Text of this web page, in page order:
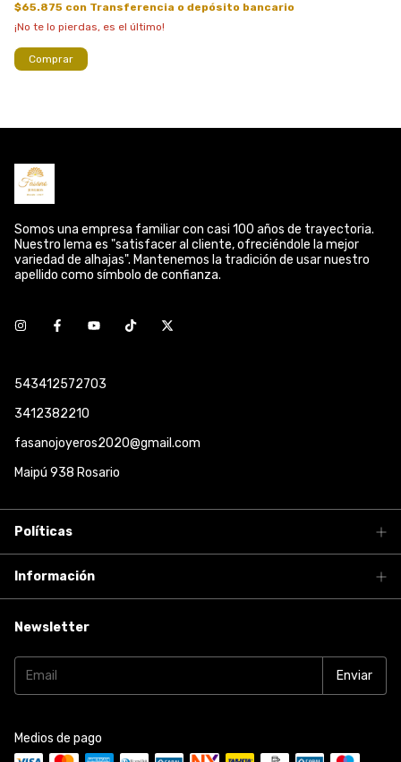
$65.875 con Transferencia o depósito bancario
¡No te lo pierdas, es el último!
Comprar
Somos una empresa familiar con casi 100 años de trayectoria.
Nuestro lema es "satisfacer al cliente, ofreciéndole la mejor
variedad de alhajas". Mantenemos la tradición de usar nuestro
apellido como símbolo de confianza.
543412572703
3412382210
fasanojoyeros2020@gmail.com
Maipú 938 Rosario
Políticas
Información
Newsletter
Medios de pago